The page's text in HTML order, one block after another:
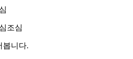
조심
봅니다.